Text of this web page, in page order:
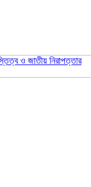
ও জাতীয় নিরাপত্তার